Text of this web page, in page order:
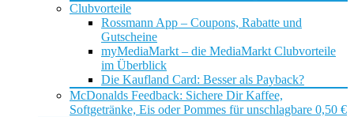
Clubvorteile
Rossmann App – Coupons, Rabatte und
Gutscheine
myMediaMarkt – die MediaMarkt Clubvorteile
im Überblick
Die Kaufland Card: Besser als Payback?
McDonalds Feedback: Sichere Dir Kaffee,
Softgetränke, Eis oder Pommes für unschlagbare 0,50 €